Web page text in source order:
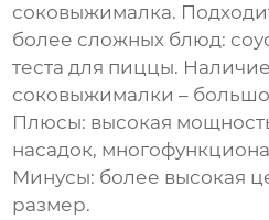
соковыжималка.
более сложных блюд:
теста для пиццы.
соковыжималки –
Плюсы: высокая
насадок,
Минусы: более высокая
размер.